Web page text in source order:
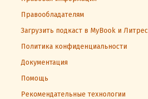
Правообладателям
Загрузить подкаст в MyBook и Литрес
Политика конфиденциальности
Документация
Помощь
Рекомендательные технологии